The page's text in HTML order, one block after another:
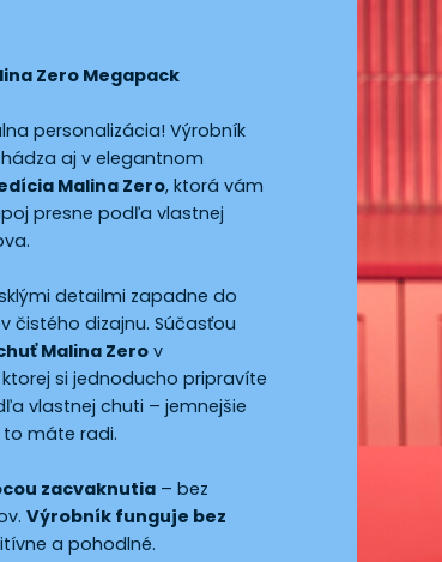
Zero Megapack
personalizácia! Výrobník
aj v elegantnom
Malina Zero, ktorá vám
presne podľa vlastnej
detailmi zapadne do
čistého dizajnu. Súčasťou
Malina Zerov
si jednoducho pripravíte
vlastnej chuti – jemnejšie
to máte radi.
zacvaknutia– bez
Výrobník funguje bez
a pohodlné.